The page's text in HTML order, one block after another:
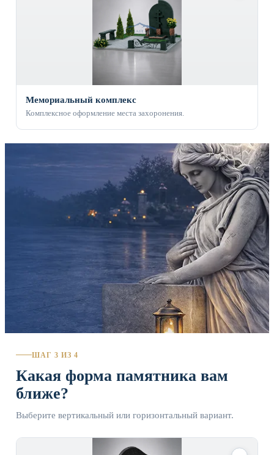
Мемориальный комплекс
Комплексное оформление места захоронения.
ШАГ 3 ИЗ 4
Какая форма памятника вам
ближе?
Выберите вертикальный или горизонтальный вариант.